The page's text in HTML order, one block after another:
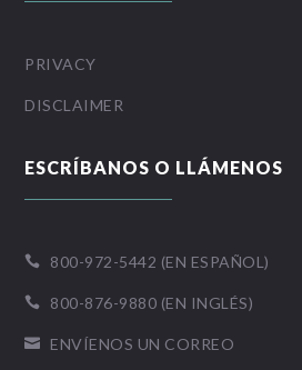
PRIVACY
DISCLAIMER
ESCRÍBANOS O LLÁMENOS
 800-972-5442 (EN ESPAÑOL)
 800-876-9880 (EN INGLÉS)
 ENVÍENOS UN CORREO